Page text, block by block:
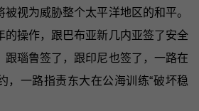
视为威胁整个太平洋地区的和平。
的操作，跟巴布亚新几内亚签了安全
跟瑙鲁签了，跟印尼也签了，一路在
，一路指责东大在公海训练“破坏稳